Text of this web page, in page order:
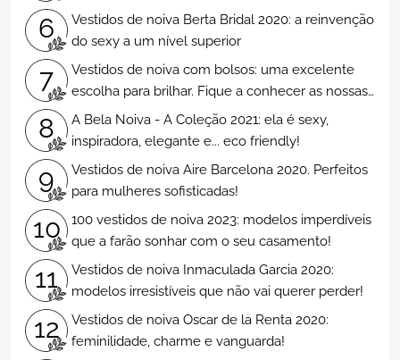
6
Vestidos de noiva Berta Bridal 2020: a reinvenção
do sexy a um nível superior
7
Vestidos de noiva com bolsos: uma excelente
escolha para brilhar. Fique a conhecer as nossas
propostas!
8
A Bela Noiva - A Coleção 2021: ela é sexy,
inspiradora, elegante e... eco friendly!
9
Vestidos de noiva Aire Barcelona 2020. Perfeitos
para mulheres sofisticadas!
10
100 vestidos de noiva 2023: modelos imperdíveis
que a farão sonhar com o seu casamento!
11
Vestidos de noiva Inmaculada Garcia 2020:
modelos irresistíveis que não vai querer perder!
12
Vestidos de noiva Oscar de la Renta 2020:
feminilidade, charme e vanguarda!